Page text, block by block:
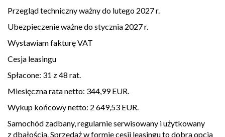
Przegląd techniczny ważny do lutego 2027 r.
Ubezpieczenie ważne do stycznia 2027 r.
Wystawiam fakturę VAT
Cesja leasingu
Spłacone: 31 z 48 rat.
Miesięczna rata netto: 344,99 EUR.
Wykup końcowy netto: 2 649,53 EUR.
Samochód zadbany, regularnie serwisowany i użytkowany
z dbałością. Sprzedaż w formie cesji leasingu to dobra opcja